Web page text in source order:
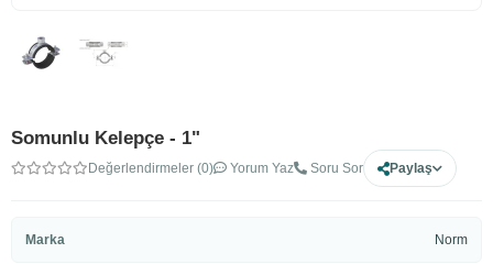
Somunlu Kelepçe - 1"
Değerlendirmeler (0) Yorum Yaz Soru Sor Paylaş
Marka Norm